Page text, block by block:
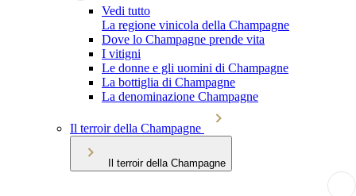
Vedi tutto
La regione vinicola della Champagne
Dove lo Champagne prende vita
I vitigni
Le donne e gli uomini di Champagne
La bottiglia di Champagne
La denominazione Champagne
Il terroir della Champagne
Il terroir della Champagne